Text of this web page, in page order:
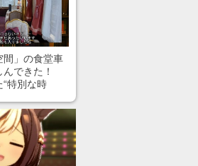
間」の食堂車
できた！
“特別な時
たい」の声